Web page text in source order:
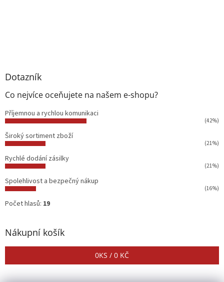
Dotazník
Co nejvíce oceňujete na našem e-shopu?
Příjemnou a rychlou komunikaci
(42%)
Široký sortiment zboží
(21%)
Rychlé dodání zásilky
(21%)
Spolehlivost a bezpečný nákup
(16%)
Počet hlasů: 19
Nákupní košík
0KS / 0 KČ